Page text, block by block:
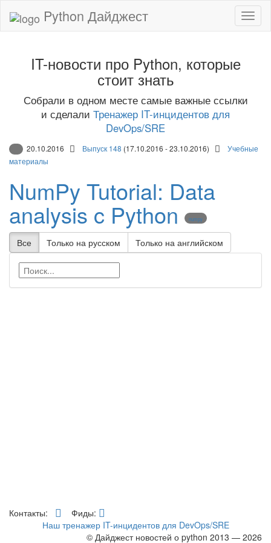
Python Дайджест
IT-новости про Python, которые
стоит знать
Собрали в одном месте самые важные ссылки
и сделали Тренажер IT-инцидентов для
DevOps/SRE
20.10.2016 Выпуск 148 (17.10.2016 - 23.10.2016)
Учебные
материалы
NumPy Tutorial: Data
analysis c Python numpy
Все Только на русском Только на английском
Контакты:
Фиды:
Наш тренажер IT-инцидентов для DevOps/SRE
© Дайджест новостей о python 2013 — 2026